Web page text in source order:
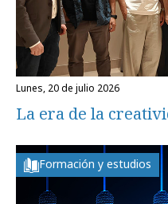
lunes, 20 de julio 2026
La era de la
Formación y estudios